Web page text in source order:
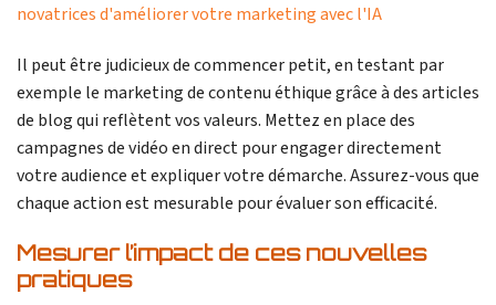
novatrices d'améliorer votre marketing avec l'IA
Il peut être judicieux de commencer petit, en testant par
exemple le marketing de contenu éthique grâce à des articles
de blog qui reflètent vos valeurs. Mettez en place des
campagnes de vidéo en direct pour engager directement
votre audience et expliquer votre démarche. Assurez-vous que
chaque action est mesurable pour évaluer son efficacité.
Mesurer l’impact de ces nouvelles
pratiques